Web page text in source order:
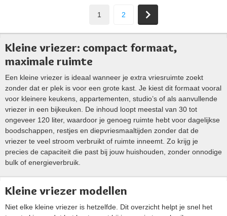
1 2
Kleine vriezer: compact formaat,
maximale ruimte
Een kleine vriezer is ideaal wanneer je extra vriesruimte zoekt
zonder dat er plek is voor een grote kast. Je kiest dit formaat vooral
voor kleinere keukens, appartementen, studio’s of als aanvullende
vriezer in een bijkeuken. De inhoud loopt meestal van 30 tot
ongeveer 120 liter, waardoor je genoeg ruimte hebt voor dagelijkse
boodschappen, restjes en diepvriesmaaltijden zonder dat de
vriezer te veel stroom verbruikt of ruimte inneemt. Zo krijg je
precies de capaciteit die past bij jouw huishouden, zonder onnodige
bulk of energieverbruik.
Kleine vriezer modellen
Niet elke kleine vriezer is hetzelfde. Dit overzicht helpt je snel het